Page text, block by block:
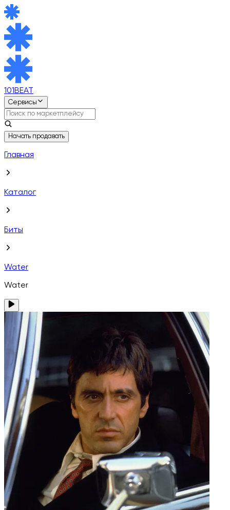
101BEAT
Сервисы
Начать продавать
Главная
Каталог
Биты
Water
Water